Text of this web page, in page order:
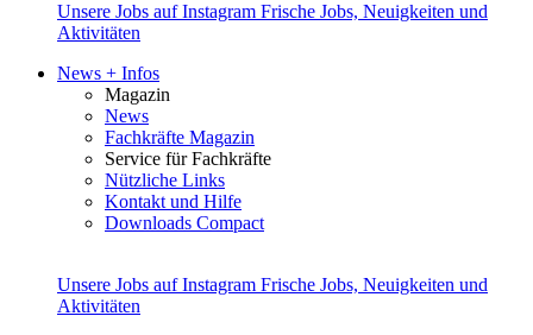
Unsere Jobs auf Instagram Frische Jobs, Neuigkeiten und
Aktivitäten
News + Infos
Magazin
News
Fachkräfte Magazin
Service für Fachkräfte
Nützliche Links
Kontakt und Hilfe
Downloads Compact
Unsere Jobs auf Instagram Frische Jobs, Neuigkeiten und
Aktivitäten